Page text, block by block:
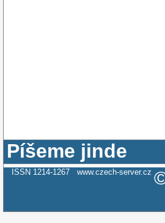
Píšeme jinde
ISSN 1214-1267 www.czech-server.cz